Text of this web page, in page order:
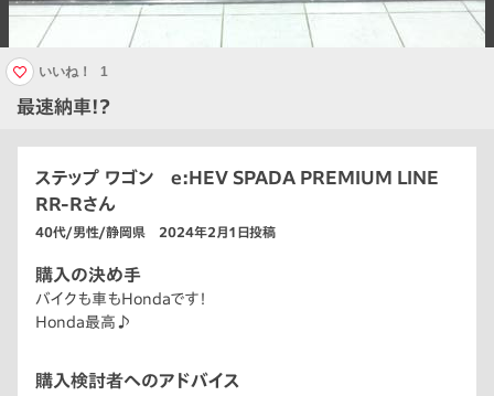
最速納車!?
いいね！ 1
ステップ ワゴン e:HEV SPADA PREMIUM LINE
RR-Rさん
40代/男性/静岡県 2024年2月1日投稿
購入の決め手
バイクも車もHondaです！
Honda最高♪
購入検討者へのアドバイス